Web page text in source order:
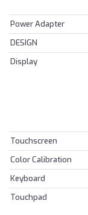
Power Adapter
DESIGN
Display
Touchscreen
Color Calibration
Keyboard
Touchpad